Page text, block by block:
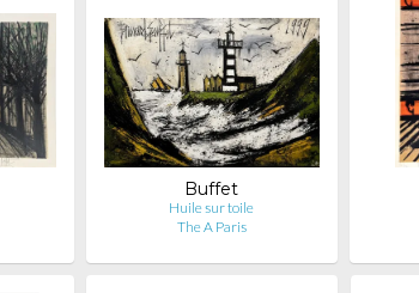
Buffet
Huile sur toile
The A Paris